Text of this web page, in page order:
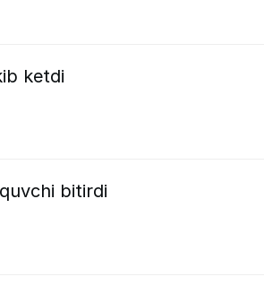
ketdi
bitirdi